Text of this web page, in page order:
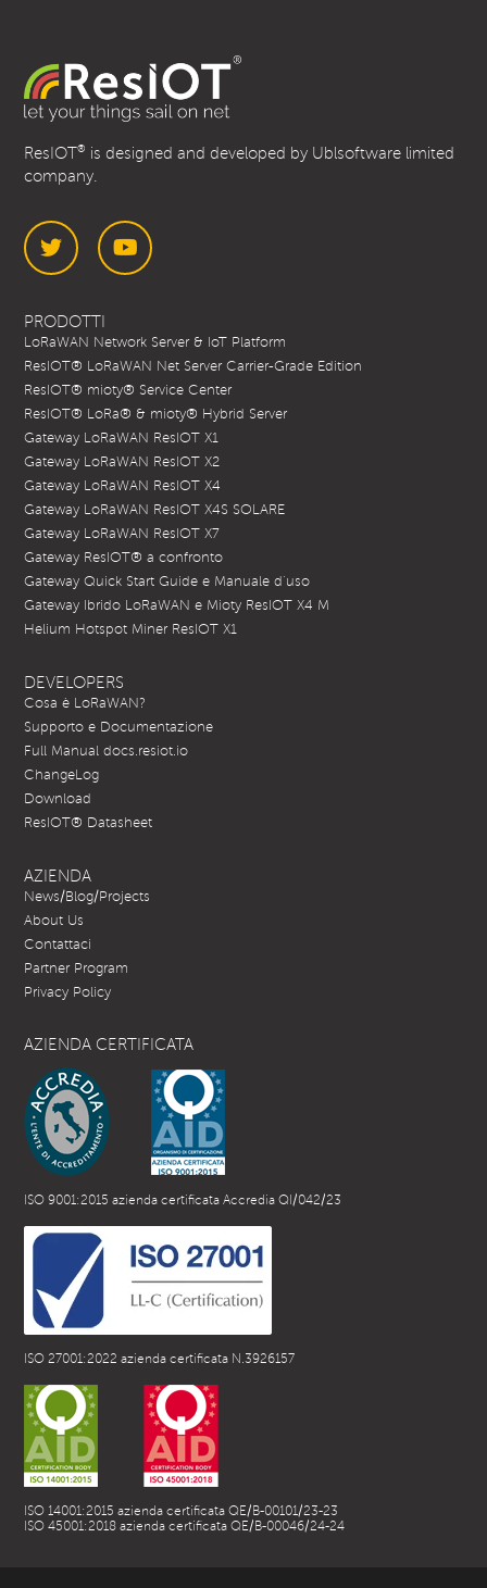
ResIOT® is designed and developed by Ublsoftware limited
company.
PRODOTTI
LoRaWAN Network Server & IoT Platform
ResIOT® LoRaWAN Net Server Carrier-Grade Edition
ResIOT® mioty® Service Center
ResIOT® LoRa® & mioty® Hybrid Server
Gateway LoRaWAN ResIOT X1
Gateway LoRaWAN ResIOT X2
Gateway LoRaWAN ResIOT X4
Gateway LoRaWAN ResIOT X4S SOLARE
Gateway LoRaWAN ResIOT X7
Gateway ResIOT® a confronto
Gateway Quick Start Guide e Manuale d’uso
Gateway Ibrido LoRaWAN e Mioty ResIOT X4 M
Helium Hotspot Miner ResIOT X1
DEVELOPERS
Cosa è LoRaWAN?
Supporto e Documentazione
Full Manual docs.resiot.io
ChangeLog
Download
ResIOT® Datasheet
AZIENDA
News/Blog/Projects
About Us
Contattaci
Partner Program
Privacy Policy
AZIENDA CERTIFICATA
ISO 9001:2015 azienda certificata Accredia QI/042/23
ISO 27001:2022 azienda certificata N.3926157
ISO 14001:2015 azienda certificata QE/B-00101/23-23
ISO 45001:2018 azienda certificata QE/B-00046/24-24